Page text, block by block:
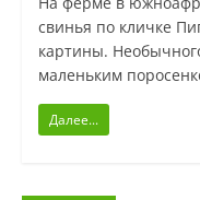
свинья по кличке
картины.
маленьким
Далее...